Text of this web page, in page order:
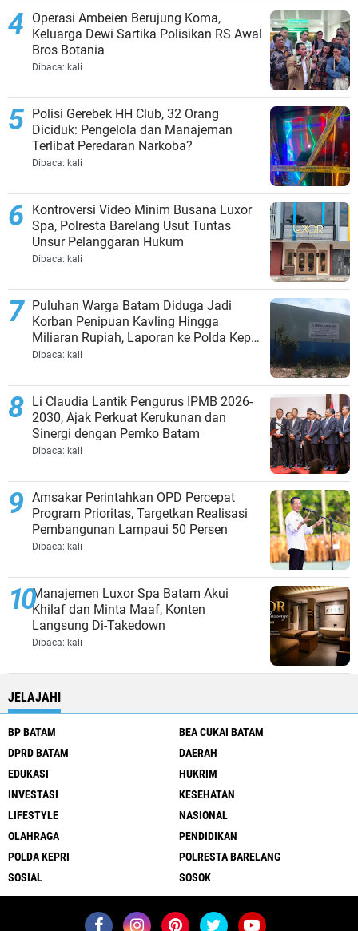
Operasi Ambeien Berujung Koma,
Keluarga Dewi Sartika Polisikan RS Awal
Bros Botania
Dibaca: kali
Polisi Gerebek HH Club, 32 Orang
Diciduk: Pengelola dan Manajeman
Terlibat Peredaran Narkoba?
Dibaca: kali
Kontroversi Video Minim Busana Luxor
Spa, Polresta Barelang Usut Tuntas
Unsur Pelanggaran Hukum
Dibaca: kali
Puluhan Warga Batam Diduga Jadi
Korban Penipuan Kavling Hingga
Miliaran Rupiah, Laporan ke Polda Kepri
Jalan di Tempat?
Dibaca: kali
Li Claudia Lantik Pengurus IPMB 2026-
2030, Ajak Perkuat Kerukunan dan
Sinergi dengan Pemko Batam
Dibaca: kali
Amsakar Perintahkan OPD Percepat
Program Prioritas, Targetkan Realisasi
Pembangunan Lampaui 50 Persen
Dibaca: kali
Manajemen Luxor Spa Batam Akui
Khilaf dan Minta Maaf, Konten
Langsung Di-Takedown
Dibaca: kali
JELAJAHI
BP BATAM
BEA CUKAI BATAM
DPRD BATAM
DAERAH
EDUKASI
HUKRIM
INVESTASI
KESEHATAN
LIFESTYLE
NASIONAL
OLAHRAGA
PENDIDIKAN
POLDA KEPRI
POLRESTA BARELANG
SOSIAL
SOSOK